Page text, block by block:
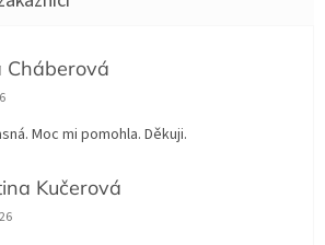
Cháberová
obchodu je 5 z 5 hvězdiček.
Moc mi pomohla. Děkuji.
Kučerová
obchodu je 5 z 5 hvězdiček.